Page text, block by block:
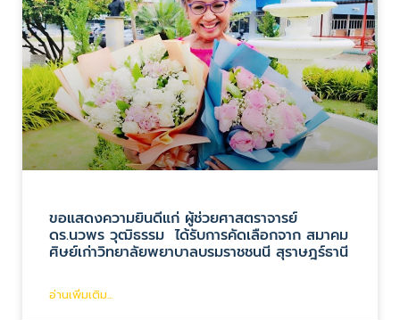
ขอแสดงความยินดีแก่ ผู้ช่วยศาสตราจารย์
ดร.นวพร วุฒิธรรม ได้รับการคัดเลือกจาก สมาคม
ศิษย์เก่าวิทยาลัยพยาบาลบรมราชชนนี สุราษฎร์ธานี
อ่านเพิ่มเติม...